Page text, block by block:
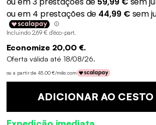
Incluindo 2,69 € d'éco-part.
Economize 20,00 €.
Oferta válida até 18/08/26.
ou a partir de 45,00 €/mês com
ADICIONAR AO CESTO